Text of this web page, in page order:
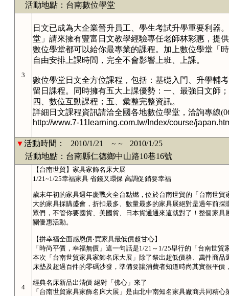
活動地點：台南數位學堂
3
日文已成為大企業晉升員工、學生考試升學重要利器
堂」請來擁有豐富日文教學經驗專任老師林彩惠，提
數位學堂都可以給你最專業的課程。加上數位學堂 「
自由安排上課時間，完全不會影響上班、上課。
數位學堂日文全方位課程，包括：基礎入門、升學輔
留日課程。同時擁有五大上課優勢：一、最強日文師
四、數位互動課程；五、彙整完整資訊。
詳細日文課程資訊請洽全國各地數位學堂，洽詢專線
http://www.7-11learning.com.tw/Index/course/
▼活動時間： 2010/1/21 ～～
2010/1/25
活動地點：台南縣仁德鄉中山路10巷16號
4
【台南世貿】家具家飾名床大展
1/21~1/25幸福家具 省錢又環保 高調促銷要幸福
歲末年初的家具週年慶戰火全台點燃，位於台南世貿的「台南世
大的家具採購盛會，折扣最多、數量最多的家具展絕對是過年前
眾們，不管你要國貨、美國貨、日本貨通通來這就對了！整個家
關優惠活動。
【拼幸福全面感恩價‧買家具最低價超甘心】
「時尚平價，幸福無價」這一句話是1/21～1/25舉行的「台南世
本次「台南世貿家具家飾名床大展」除了祭出超低價格、萬件商
床墊及超過百件的零碼沙發，準備要讓消費者知道時尚其實很平價
經典名床新品出清價 絕對「佛心」來了
「台南世貿家具家飾名床大展」是由北中南知名家具廠商共同精